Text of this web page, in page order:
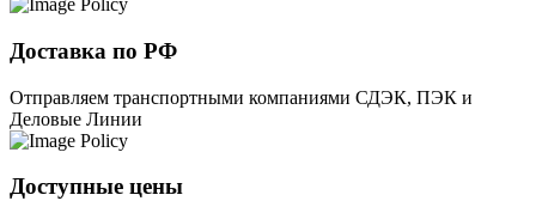
Доставка по РФ
Отправляем транспортными компаниями СДЭК, ПЭК и
Деловые Линии
Доступные цены